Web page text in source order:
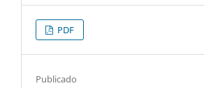
PDF
Publicado